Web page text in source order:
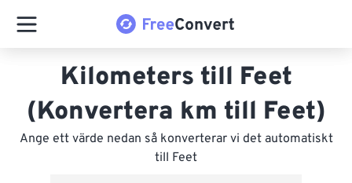
Kilometers till Feet
(Konvertera km till Feet)
Ange ett värde nedan så konverterar vi det automatiskt
till Feet